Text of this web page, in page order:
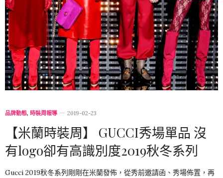
品牌動態, 時裝周報導 2019-02-23
【米蘭時裝周】 GUCCI秀場單品 沒
有logo卻有高識別度2019秋冬系列
Gucci 2019秋冬系列剛剛在米蘭發佈，從秀前邀請函、秀場佈置，再